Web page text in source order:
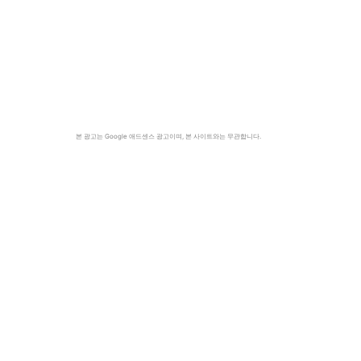
본 광고는 Google 애드센스 광고이며, 본 사이트와는 무관합니다.